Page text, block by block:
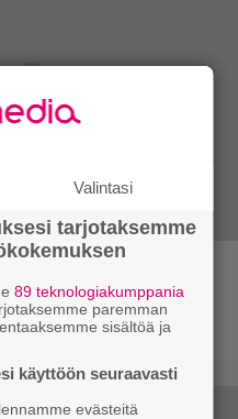
– CMX:stä tutun
om
Valintasi
tarjotaksemme
89 teknologiakumppania
paremman
sisältöä ja
käyttöön seuraavasti
evästeitä